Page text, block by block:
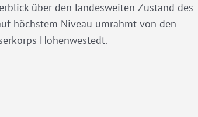
über den landesweiten Zustand des
höchstem Niveau umrahmt von den
Hohenwestedt.